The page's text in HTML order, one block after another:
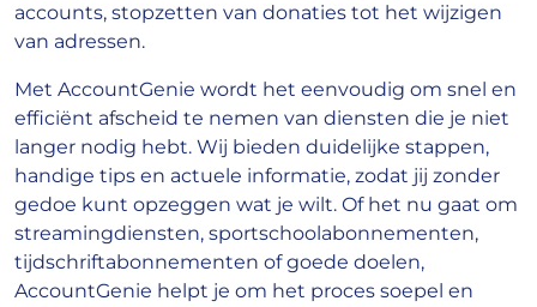
accounts, stopzetten van donaties tot het wijzigen
van adressen.
Met AccountGenie wordt het eenvoudig om snel en
efficiënt afscheid te nemen van diensten die je niet
langer nodig hebt. Wij bieden duidelijke stappen,
handige tips en actuele informatie, zodat jij zonder
gedoe kunt opzeggen wat je wilt. Of het nu gaat om
streamingdiensten, sportschoolabonnementen,
tijdschriftabonnementen of goede doelen,
AccountGenie helpt je om het proces soepel en